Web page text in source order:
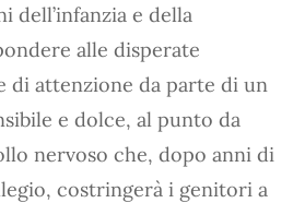
dell’infanzia e della
alle disperate
di attenzione da parte di un
e dolce, al punto da
nervoso che, dopo anni di
costringerà i genitori a